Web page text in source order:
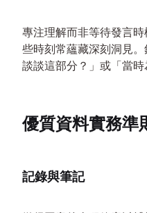
專注理解而非等待發言
些時刻常蘊藏深刻洞見
談談這部分？」或「當時
優質資料實務準
記錄與筆記